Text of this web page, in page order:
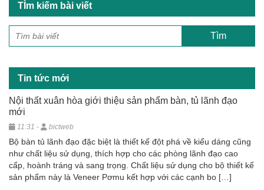
TÌm kiếm bài viết
Tin tức mới
Nội thất xuân hòa giới thiệu sản phẩm bàn, tủ lãnh đạo
mới
11:31 - bictweb
Bộ bàn tủ lãnh đạo đặc biệt là thiết kế đột phá về kiểu dáng cũng
như chất liệu sử dụng, thích hợp cho các phòng lãnh đạo cao
cấp, hoành tráng và sang trọng. Chất liệu sử dụng cho bộ thiết kế
sản phẩm này là Veneer Pơmu kết hợp với các cạnh bo […]